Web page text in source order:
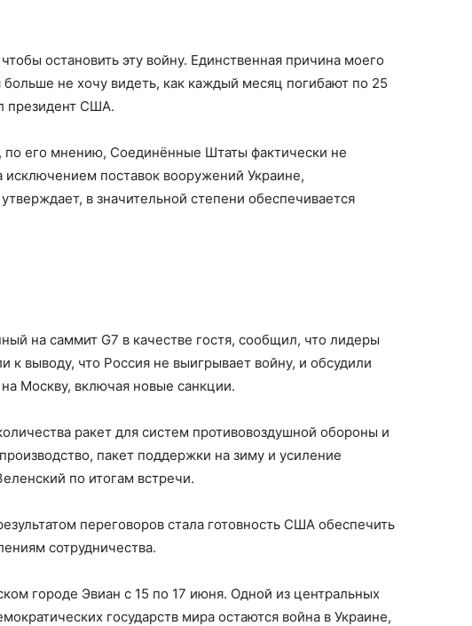
остановить эту войну. Единственная причина моего
больше не хочу видеть, как каждый месяц погибают по 25
президент США.
по его мнению, Соединённые Штаты фактически не
исключением поставок вооружений Украине,
в значительной степени обеспечивается
на саммит G7 в качестве гостя, сообщил, что лидеры
выводу, что Россия не выигрывает войну, и обсудили
Москву, включая новые санкции.
ракет для систем противовоздушной обороны и
пакет поддержки на зиму и усиление
по итогам встречи.
переговоров стала готовность США обеспечить
сотрудничества.
городе Эвиан с 15 по 17 июня. Одной из центральных
государств мира остаются война в Украине,